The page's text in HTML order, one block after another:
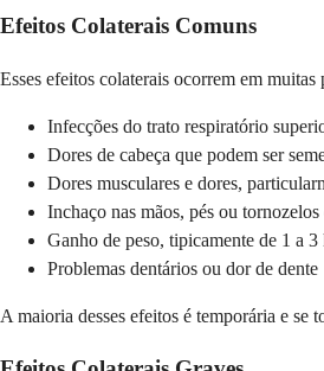
Efeitos Colaterais Comuns
Esses efeitos colaterais ocorrem em
Infecções do trato respiratório
Dores de cabeça que podem ser
Dores musculares e dores,
Inchaço nas mãos, pés ou
Ganho de peso, tipicamente de 1 a
Problemas dentários ou dor de dente
A maioria desses efeitos é temporária e se